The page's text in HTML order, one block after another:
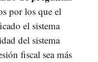
por los que el
el sistema
del sistema
fiscal sea más